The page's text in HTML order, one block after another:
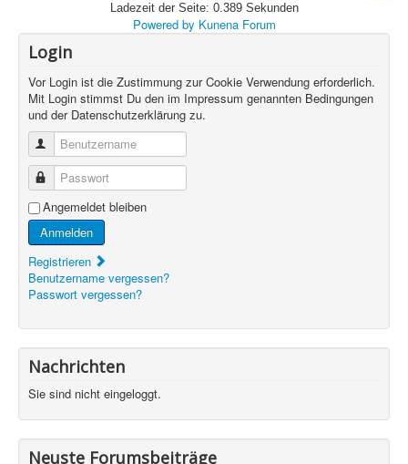
Ladezeit der Seite: 0.389 Sekunden
Powered by Kunena Forum
Login
Vor Login ist die Zustimmung zur Cookie Verwendung erforderlich.
Mit Login stimmst Du den im Impressum genannten Bedingungen
und der Datenschutzerklärung zu.
Benutzername
Passwort
Angemeldet bleiben
Anmelden
Registrieren
Benutzername vergessen?
Passwort vergessen?
Nachrichten
Sie sind nicht eingeloggt.
Neuste Forumsbeiträge